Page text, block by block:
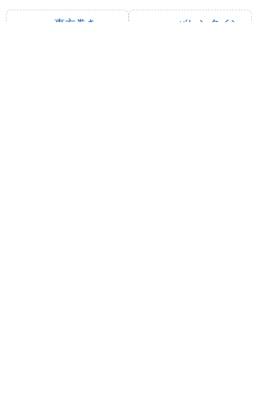
恵方巻き バレンタイン